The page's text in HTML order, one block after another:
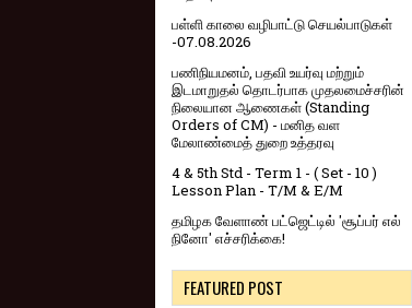
பள்ளி காலை வழிபாட்டு செயல்பாடுகள்
-07.08.2026
பணிநியமனம், பதவி உயர்வு மற்றும்
இடமாறுதல் தொடர்பாக முதலமைச்சரின்
நிலையான ஆணைகள் (Standing
Orders of CM) - மனித வள
மேலாண்மைத் துறை உத்தரவு
4 & 5th Std - Term 1 - ( Set - 10 )
Lesson Plan - T/M & E/M
தமிழக வேளாண் பட்ஜெட்டில் 'சூப்பர் எல்
நினோ' எச்சரிக்கை!
FEATURED POST